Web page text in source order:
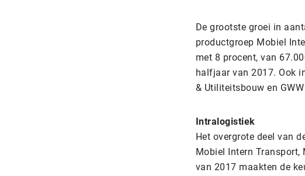
De grootste groei in
productgroep Mobiel
met 8 procent, van
halfjaar van 2017. Ook
& Utiliteitsbouw en
Intralogistiek
Het overgrote deel van
Mobiel Intern
van 2017 maakten de